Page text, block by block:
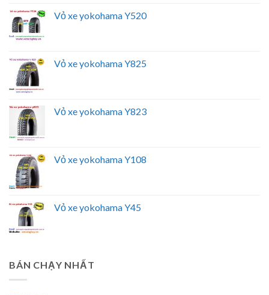
Vỏ xe yokohama Y520
Vỏ xe yokohama Y825
Vỏ xe yokohama Y823
Vỏ xe yokohama Y108
Vỏ xe yokohama Y45
BÁN CHẠY NHẤT